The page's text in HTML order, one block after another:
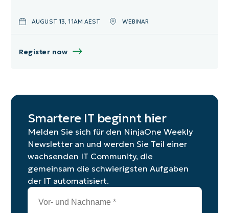
AUGUST 13, 11AM AEST WEBINAR
Register now
Smartere IT beginnt hier
Melden Sie sich für den NinjaOne Weekly
Newsletter an und werden Sie Teil einer
wachsenden IT Community, die
gemeinsam die schwierigsten Aufgaben
der IT automatisiert.